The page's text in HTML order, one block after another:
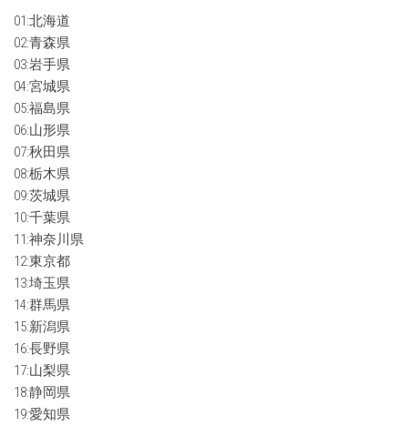
01:北海道
02:青森県
03:岩手県
04:宮城県
05:福島県
06:山形県
07:秋田県
08:栃木県
09:茨城県
10:千葉県
11:神奈川県
12:東京都
13:埼玉県
14:群馬県
15:新潟県
16:長野県
17:山梨県
18:静岡県
19:愛知県